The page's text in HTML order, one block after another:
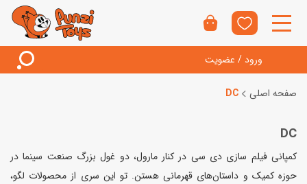
ورود / عضویت
صفحه اصلی DC
DC
کمپانی فیلم سازی دی سی در کنار مارول، دو غول بزرگ صنعت سینما در
حوزه کمیک و داستان‌های قهرمانی هستن. تو این سری از محصولات لگو،